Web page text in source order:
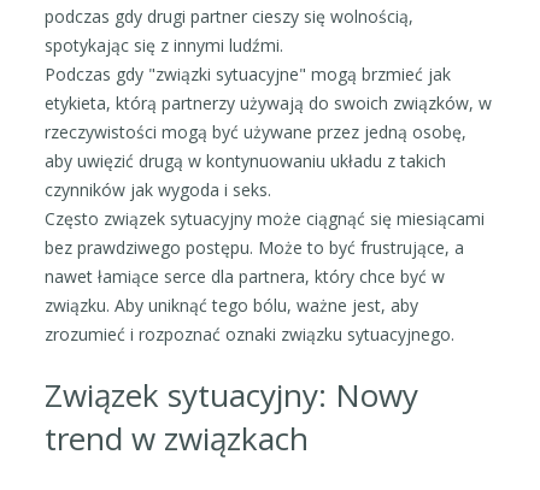
podczas gdy drugi partner cieszy się wolnością,
spotykając się z innymi ludźmi.
Podczas gdy "związki sytuacyjne" mogą brzmieć jak
etykieta, którą partnerzy używają do swoich związków, w
rzeczywistości mogą być używane przez jedną osobę,
aby uwięzić drugą w kontynuowaniu układu z takich
czynników jak wygoda i seks.
Często związek sytuacyjny może ciągnąć się miesiącami
bez prawdziwego postępu. Może to być frustrujące, a
nawet łamiące serce dla partnera, który chce być w
związku. Aby uniknąć tego bólu, ważne jest, aby
zrozumieć i rozpoznać oznaki związku sytuacyjnego.
Związek sytuacyjny: Nowy
trend w związkach